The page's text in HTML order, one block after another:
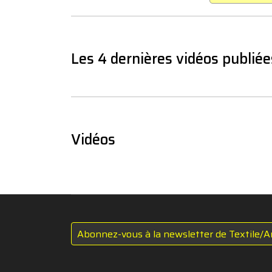
Les 4 dernières vidéos
Vidéos
Abonnez-vous à la newsletter de Textile/